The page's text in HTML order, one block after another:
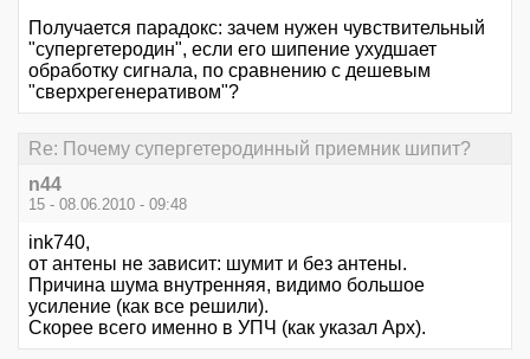
Получается парадокс: зачем нужен чувствительный
"супергетеродин", если его шипение ухудшает
обработку сигнала, по сравнению с дешевым
"сверхрегенеративом"?
Re: Почему супергетеродинный приемник шипит?
n44
15 - 08.06.2010 - 09:48
ink740,
от антены не зависит: шумит и без антены.
Причина шума внутренняя, видимо большое
усиление (как все решили).
Скорее всего именно в УПЧ (как указал Арх).